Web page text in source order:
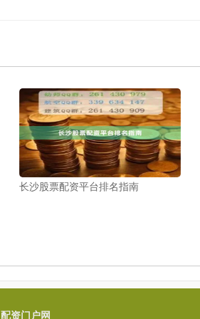
长沙股票配资平台排名指南
配资门户网